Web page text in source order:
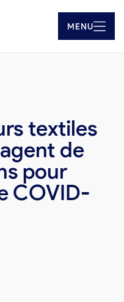
MENU
textiles
de
pour
COVID-